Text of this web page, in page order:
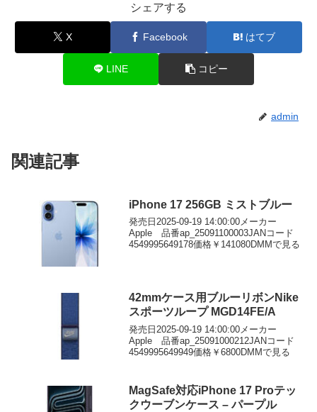
シェアする
X Facebook はてブ
LINE コピー
admin
関連記事
iPhone 17 256GB ミストブルー
発売日2025-09-19 14:00:00メーカー
Apple 品番ap_25091100003JANコード
4549995649178価格￥141080DMMで見る
42mmケース用ブルーリボンNike
スポーツループ MGD14FE/A
発売日2025-09-19 14:00:00メーカー
Apple 品番ap_25091000212JANコード
4549995649949価格￥6800DMMで見る
MagSafe対応iPhone 17 Proテッ
クウーブンケース – パープル